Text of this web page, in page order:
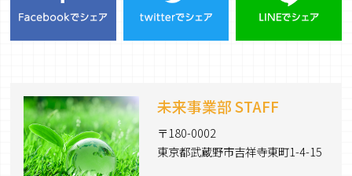
未来事業部 STAFF
〒180-0002
東京都武蔵野市吉祥寺東町1-4-15